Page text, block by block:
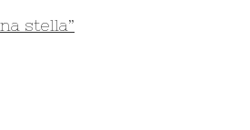
stella”